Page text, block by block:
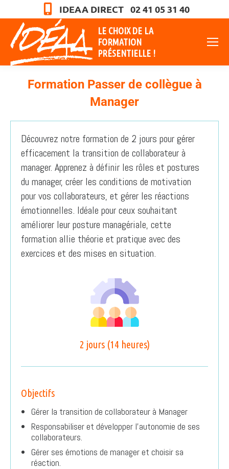
IDEAA DIRECT 02 41 05 31 40
LE CHOIX DE LA
FORMATION
PRÉSENTIELLE !
Formation Passer de collègue à
Manager
Vous êtes ici :
Découvrez notre formation de 2 jours pour gérer
efficacement la transition de collaborateur à
manager. Apprenez à définir les rôles et postures
du manager, créer les conditions de motivation
pour vos collaborateurs, et gérer les réactions
émotionnelles. Idéale pour ceux souhaitant
améliorer leur posture managériale, cette
formation allie théorie et pratique avec des
exercices et des mises en situation.
2 jours (14 heures)
Objectifs
Gérer la transition de collaborateur à Manager
Responsabiliser et développer l’autonomie de ses
collaborateurs.
Gérer ses émotions de manager et choisir sa
réaction.